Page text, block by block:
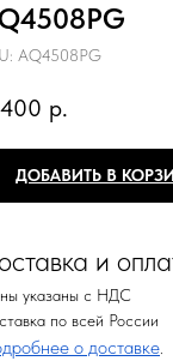
AQ4508PG
р.
ДОБАВИТЬ В
и
указаны с НДС
по всей России
о доставке